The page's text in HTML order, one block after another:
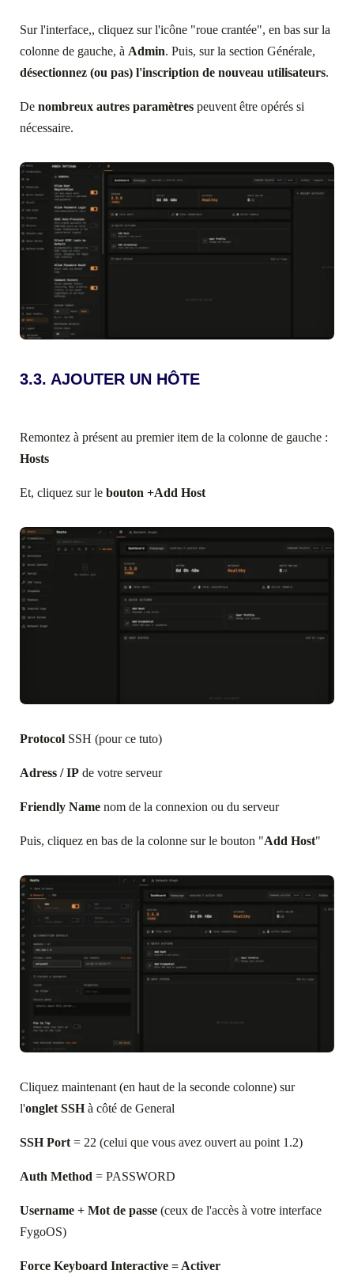
Sur l'interface,, cliquez sur l'icône "roue crantée", en bas sur la
colonne de gauche, à Admin. Puis, sur la section Générale,
désectionnez (ou pas) l'inscription de nouveau utilisateurs.
De nombreux autres paramètres peuvent être opérés si
nécessaire.
3.3. AJOUTER UN HÔTE
Remontez à présent au premier item de la colonne de gauche :
Hosts
Et, cliquez sur le bouton +Add Host
Protocol SSH (pour ce tuto)
Adress / IP de votre serveur
Friendly Name nom de la connexion ou du serveur
Puis, cliquez en bas de la colonne sur le bouton "Add Host"
Cliquez maintenant (en haut de la seconde colonne) sur
l'onglet SSHà côté de General
SSH Port = 22 (celui que vous avez ouvert au point 1.2)
Auth Method = PASSWORD
Username + Mot de passe (ceux de l'accès à votre interface
FygoOS)
Force Keyboard Interactive = Activer